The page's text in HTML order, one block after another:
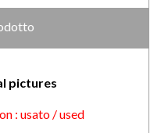
pictures
: usato / used